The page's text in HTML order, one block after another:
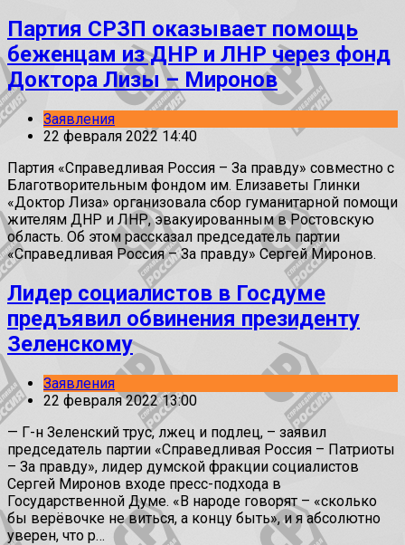
Партия СРЗП оказывает помощь
беженцам из ДНР и ЛНР через фонд
Доктора Лизы – Миронов
Заявления
22 февраля 2022 14:40
Партия «Справедливая Россия – За правду» совместно с
Благотворительным фондом им. Елизаветы Глинки
«Доктор Лиза» организовала сбор гуманитарной помощи
жителям ДНР и ЛНР, эвакуированным в Ростовскую
область. Об этом рассказал председатель партии
«Справедливая Россия – За правду» Сергей Миронов.
Лидер социалистов в Госдуме
предъявил обвинения президенту
Зеленскому
Заявления
22 февраля 2022 13:00
— Г-н Зеленский трус, лжец и подлец, – заявил
председатель партии «Справедливая Россия – Патриоты
– За правду», лидер думской фракции социалистов
Сергей Миронов входе пресс-подхода в
Государственной Думе. «В народе говорят – «сколько
бы верёвочке не виться, а концу быть», и я абсолютно
уверен, что р…